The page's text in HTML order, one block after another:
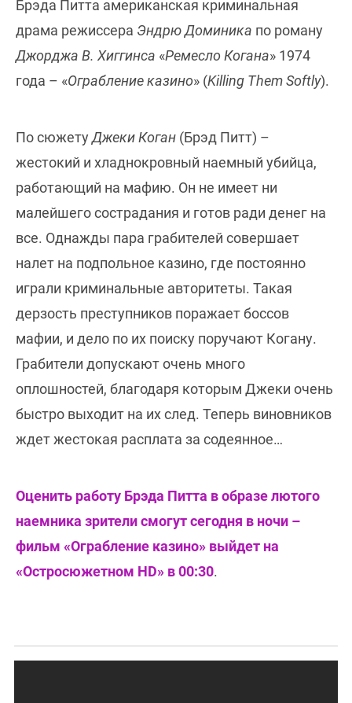
Брэда Питта американская криминальная
драма режиссера Эндрю Доминика по роману
Джорджа В. Хиггинса «Ремесло Когана» 1974
года – «Ограбление казино» (Killing Them Softly).
По сюжетуДжеки Коган (Брэд Питт) –
жестокий и хладнокровный наемный убийца,
работающий на мафию. Он не имеет ни
малейшего сострадания и готов ради денег на
все. Однажды пара грабителей совершает
налет на подпольное казино, где постоянно
играли криминальные авторитеты. Такая
дерзость преступников поражает боссов
мафии, и дело по их поиску поручают Когану.
Грабители допускают очень много
оплошностей, благодаря которым Джеки очень
быстро выходит на их след. Теперь виновников
ждет жестокая расплата за содеянное…
Оценить работу Брэда Питта в образе лютого
наемника зрители смогут сегодня в ночи –
фильм «Ограбление казино» выйдет на
«Остросюжетном HD» в 00:30.